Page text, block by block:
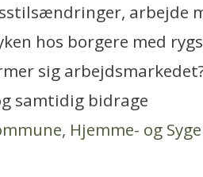
arbejde
hos borgere med
sig
samtidig bidrage
Hjemme- og